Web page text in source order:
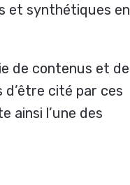
et synthétiques en
de contenus et de
d’être cité par ces
ainsi l’une des